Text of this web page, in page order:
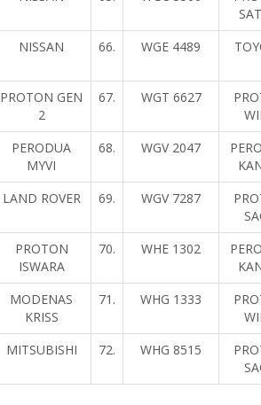
NISSAN 66. WGE 4489
PROTON GEN
2
67. WGT 6627
PERODUA
MYVI
68. WGV 2047
LAND ROVER 69. WGV 7287
PROTON
ISWARA
70. WHE 1302
MODENAS
KRISS
71. WHG 1333
MITSUBISHI 72. WHG 8515